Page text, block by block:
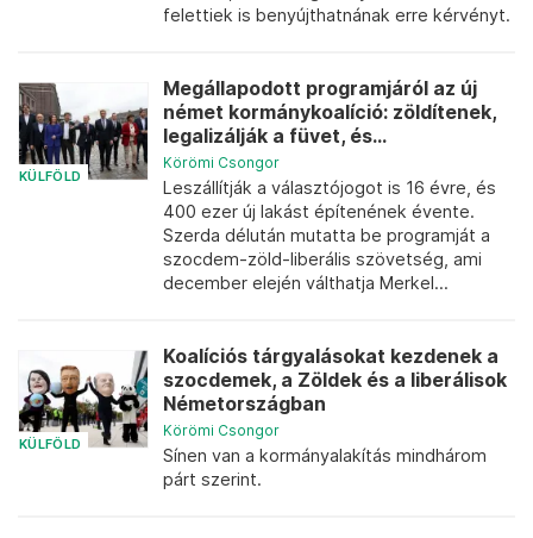
felettiek is benyújthatnának erre kérvényt.
KÜLFÖLD
Megállapodott programjáról az új
német kormánykoalíció: zöldítenek,
legalizálják a füvet, és...
Körömi Csongor
Leszállítják a választójogot is 16 évre, és
400 ezer új lakást építenének évente.
Szerda délután mutatta be programját a
szocdem-zöld-liberális szövetség, ami
december elején válthatja Merkel...
KÜLFÖLD
Koalíciós tárgyalásokat kezdenek a
szocdemek, a Zöldek és a liberálisok
Németországban
Körömi Csongor
Sínen van a kormányalakítás mindhárom
párt szerint.